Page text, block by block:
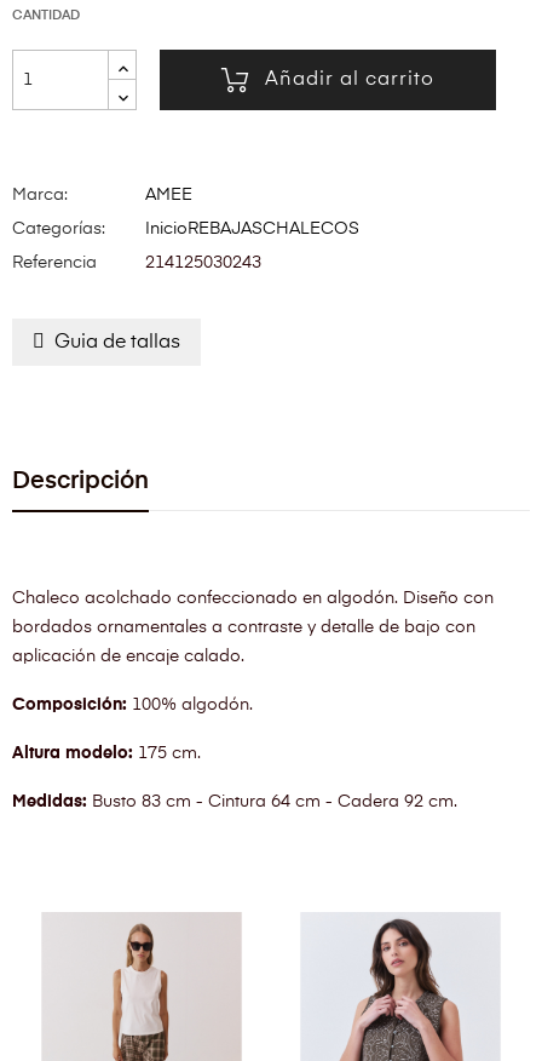
CANTIDAD
Añadir al carrito
Marca:
AMEE
Categorías:
Inicio REBAJASCHALECOS
Referencia
214125030243
Guia de tallas
Descripción
Chaleco acolchado confeccionado en algodón. Diseño con
bordados ornamentales a contraste y detalle de bajo con
aplicación de encaje calado.
Composición: 100% algodón.
Altura modelo: 175 cm.
Medidas: Busto 83 cm - Cintura 64 cm - Cadera 92 cm.